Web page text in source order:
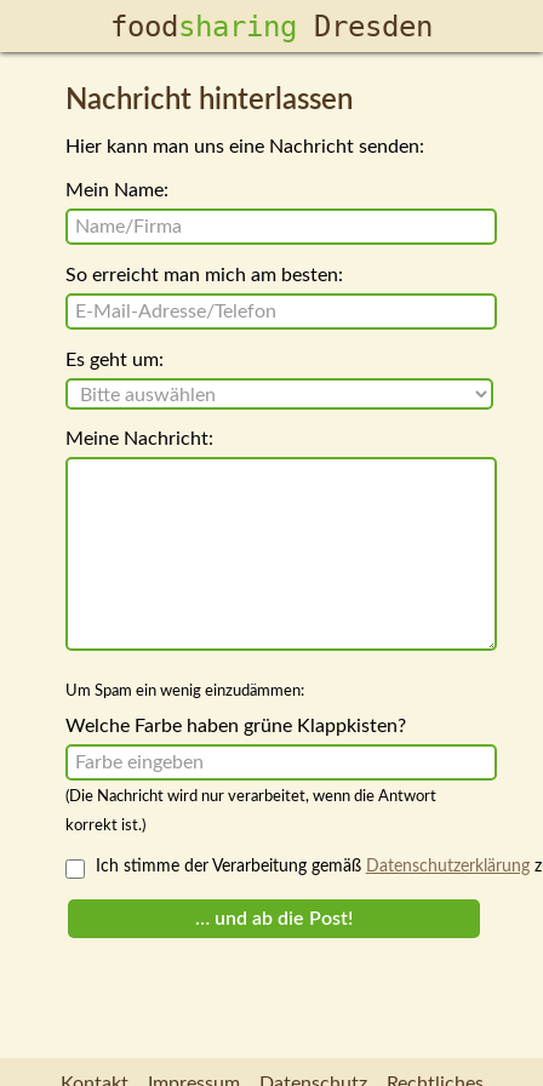
food­sharing Dresden
Nachricht hinterlassen
Hier kann man uns eine Nachricht senden:
Mein Name:
So erreicht man mich am besten:
Es geht um:
Meine Nachricht:
Um Spam ein wenig einzudämmen:
Welche Farbe haben grüne Klappkisten?
(Die Nachricht wird nur verarbeitet, wenn die Antwort
korrekt ist.)
Ich stimme der Verarbeitung gemäß Datenschutz­erklärung